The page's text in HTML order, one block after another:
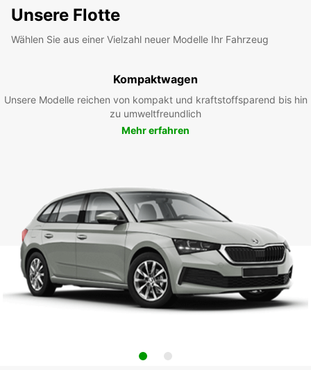
Unsere Flotte
Wählen Sie aus einer Vielzahl neuer Modelle Ihr Fahrzeug
Kompaktwagen
Unsere Modelle reichen von kompakt und kraftstoffsparend bis hin
zu umweltfreundlich
Mehr erfahren